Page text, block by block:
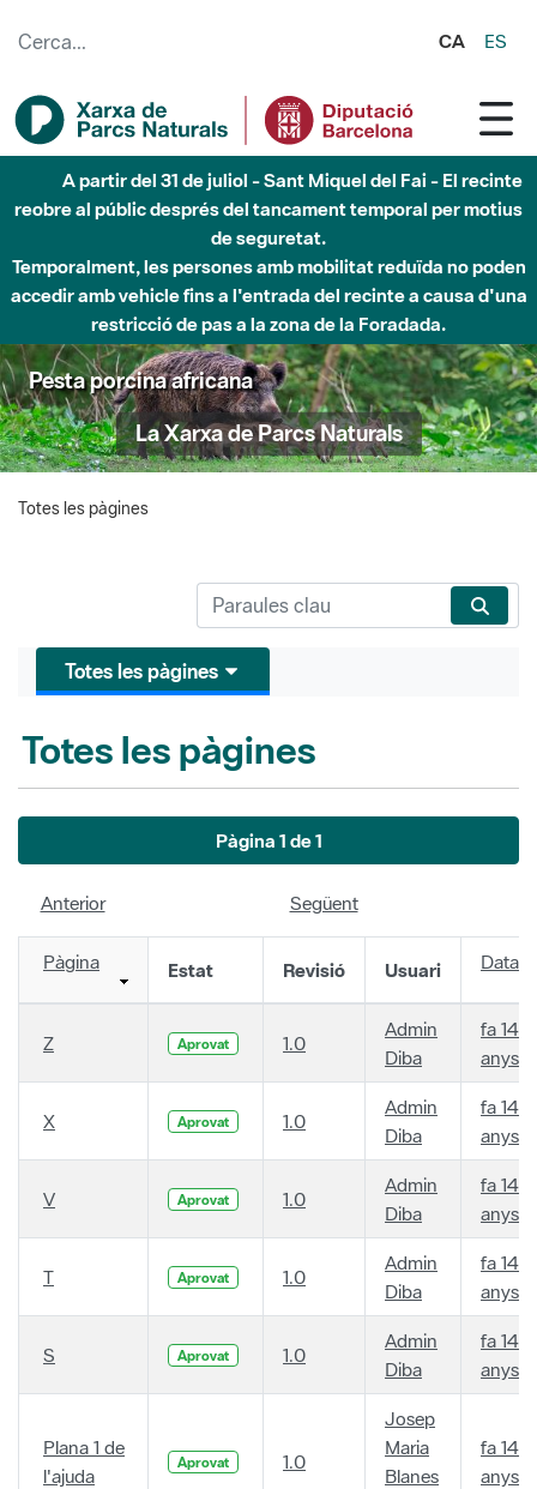
CA ES
A partir del 31 de juliol - Sant Miquel del Fai - El recinte
reobre al públic després del tancament temporal per motius
de seguretat.
Temporalment, les persones amb mobilitat reduïda no poden
accedir amb vehicle fins a l'entrada del recinte a causa d'una
restricció de pas a la zona de la Foradada.
Pesta porcina africana
La Xarxa de Parcs Naturals
Totes les pàgines
Totes les pàgines
Totes les pàgines
Pàgina 1 de 1
Anterior Següent
Pàgina Estat Revisió Usuari Data
Z Aprovat 1.0
Admin
Diba
fa 14
anys
X Aprovat 1.0
Admin
Diba
fa 14
anys
V Aprovat 1.0
Admin
Diba
fa 14
anys
T Aprovat 1.0
Admin
Diba
fa 14
anys
S Aprovat 1.0
Admin
Diba
fa 14
anys
Plana 1 de
l'ajuda
Aprovat 1.0
Josep
Maria
Blanes
fa 14
anys